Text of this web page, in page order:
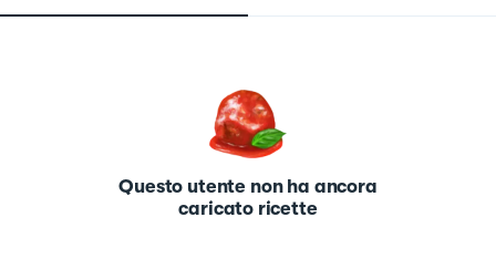
Questo utente non ha ancora
caricato ricette